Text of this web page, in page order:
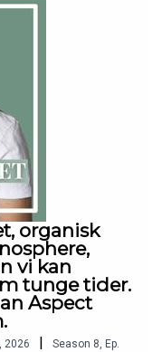
For mer fra Kristin
dr.kristinev
abonnerer- som
meg gjerne
@drann
og på
å utgjøre eller være
Søk alltid
angående en
organisk
vi kan
tunge tider.
Aspect
2026 | Season 8 Ep.